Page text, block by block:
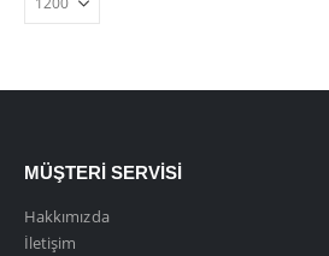
MÜŞTERI SERVISI
Hakkımızda
İletişim